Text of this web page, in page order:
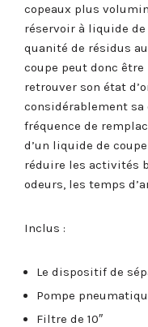
copeaux plus
réservoir à liquide
quanité de résidus
coupe peut donc
retrouver son état
considérablement
fréquence de
d’un liquide de
réduire les activités
odeurs, les temps
Inclus :
Le dispositif de
Pompe
Filtre de 10″